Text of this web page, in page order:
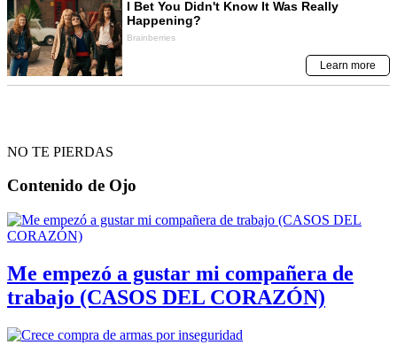
NO TE PIERDAS
Contenido de Ojo
Me empezó a gustar mi compañera de
trabajo (CASOS DEL CORAZÓN)